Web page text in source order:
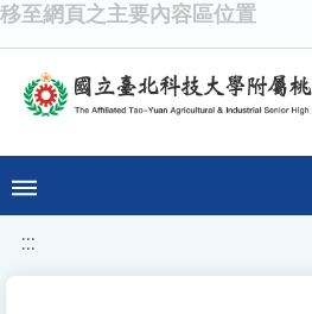
移至網頁之主要內容區位置
:::